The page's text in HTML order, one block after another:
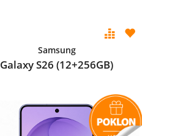
Samsung
Galaxy S26 (12+256GB)